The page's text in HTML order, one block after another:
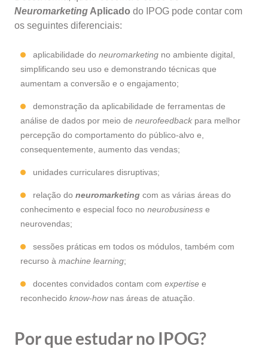
Neuromarketing Aplicado do IPOG pode contar com
os seguintes diferenciais:
aplicabilidade do neuromarketing no ambiente digital,
simplificando seu uso e demonstrando técnicas que
aumentam a conversão e o engajamento;
demonstração da aplicabilidade de ferramentas de
análise de dados por meio de neurofeedback para melhor
percepção do comportamento do público-alvo e,
consequentemente, aumento das vendas;
unidades curriculares disruptivas;
relação do neuromarketing com as várias áreas do
conhecimento e especial foco no neurobusiness e
neurovendas;
sessões práticas em todos os módulos, também com
recurso à machine learning;
docentes convidados contam com expertise e
reconhecido know-hownas áreas de atuação.
Por que estudar no IPOG?